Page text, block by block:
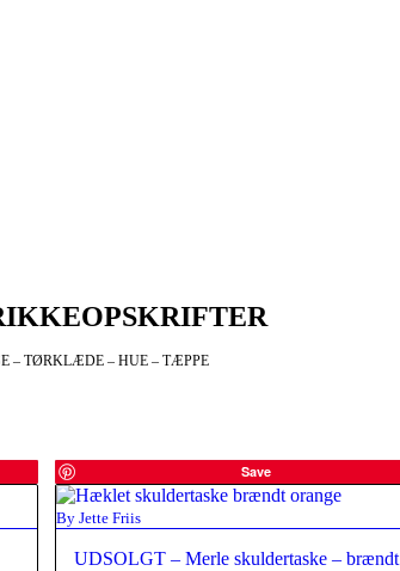
– TØRKLÆDE – HUE – TÆPPE
Save
By Jette Friis
UDSOLGT – Merle skuldertaske – brændt